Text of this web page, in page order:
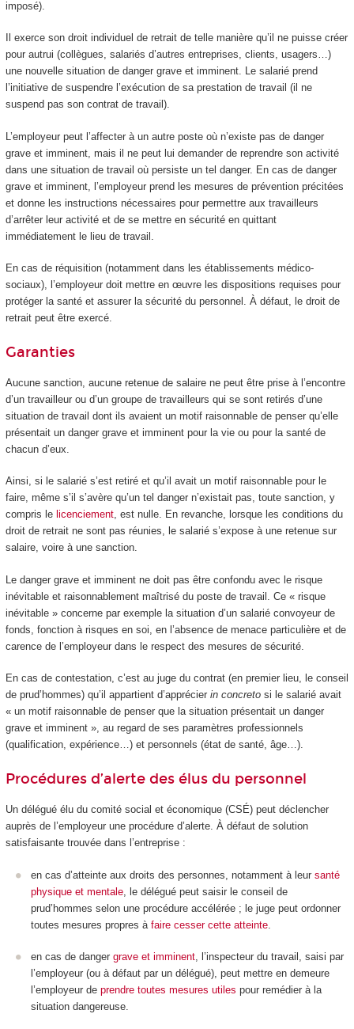
imposé).
Il exerce son droit individuel de retrait de telle manière qu’il ne puisse créer
pour autrui (collègues, salariés d’autres entreprises, clients, usagers…)
une nouvelle situation de danger grave et imminent. Le salarié prend
l’initiative de suspendre l’exécution de sa prestation de travail (il ne
suspend pas son contrat de travail).
L’employeur peut l’affecter à un autre poste où n’existe pas de danger
grave et imminent, mais il ne peut lui demander de reprendre son activité
dans une situation de travail où persiste un tel danger. En cas de danger
grave et imminent, l’employeur prend les mesures de prévention précitées
et donne les instructions nécessaires pour permettre aux travailleurs
d’arrêter leur activité et de se mettre en sécurité en quittant
immédiatement le lieu de travail.
En cas de réquisition (notamment dans les établissements médico-
sociaux), l’employeur doit mettre en œuvre les dispositions requises pour
protéger la santé et assurer la sécurité du personnel. À défaut, le droit de
retrait peut être exercé.
Garanties
Aucune sanction, aucune retenue de salaire ne peut être prise à l’encontre
d’un travailleur ou d’un groupe de travailleurs qui se sont retirés d’une
situation de travail dont ils avaient un motif raisonnable de penser qu’elle
présentait un danger grave et imminent pour la vie ou pour la santé de
chacun d’eux.
Ainsi, si le salarié s’est retiré et qu’il avait un motif raisonnable pour le
faire, même s’il s’avère qu’un tel danger n’existait pas, toute sanction, y
compris le licenciement, est nulle. En revanche, lorsque les conditions du
droit de retrait ne sont pas réunies, le salarié s’expose à une retenue sur
salaire, voire à une sanction.
Le danger grave et imminent ne doit pas être confondu avec le risque
inévitable et raisonnablement maîtrisé du poste de travail. Ce « risque
inévitable » concerne par exemple la situation d’un salarié convoyeur de
fonds, fonction à risques en soi, en l’absence de menace particulière et de
carence de l’employeur dans le respect des mesures de sécurité.
En cas de contestation, c’est au juge du contrat (en premier lieu, le conseil
de prud’hommes) qu’il appartient d’apprécier in concretosi le salarié avait
« un motif raisonnable de penser que la situation présentait un danger
grave et imminent », au regard de ses paramètres professionnels
(qualification, expérience…) et personnels (état de santé, âge…).
Procédures d’alerte des élus du personnel
Un délégué élu du comité social et économique (CSÉ) peut déclencher
auprès de l’employeur une procédure d’alerte. À défaut de solution
satisfaisante trouvée dans l’entreprise :
en cas d’atteinte aux droits des personnes, notamment à leur santé
physique et mentale , le délégué peut saisir le conseil de
prud’hommes selon une procédure accélérée ; le juge peut ordonner
toutes mesures propres à faire cesser cette atteinte
en cas de danger grave et imminent, l’inspecteur du travail, saisi par
l’employeur (ou à défaut par un délégué), peut mettre en demeure
l’employeur de prendre toutes mesures utiles pour remédier à la
situation dangereuse.